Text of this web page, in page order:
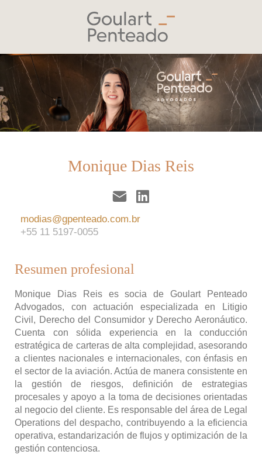
Monique Dias Reis
modias@gpenteado.com.br
+55 11 5197-0055
Resumen profesional
Monique Dias Reis es socia de Goulart Penteado
Advogados, con actuación especializada en Litigio
Civil, Derecho del Consumidor y Derecho Aeronáutico.
Cuenta con sólida experiencia en la conducción
estratégica de carteras de alta complejidad, asesorando
a clientes nacionales e internacionales, con énfasis en
el sector de la aviación. Actúa de manera consistente en
la gestión de riesgos, definición de estrategias
procesales y apoyo a la toma de decisiones orientadas
al negocio del cliente. Es responsable del área de Legal
Operations del despacho, contribuyendo a la eficiencia
operativa, estandarización de flujos y optimización de la
gestión contenciosa.